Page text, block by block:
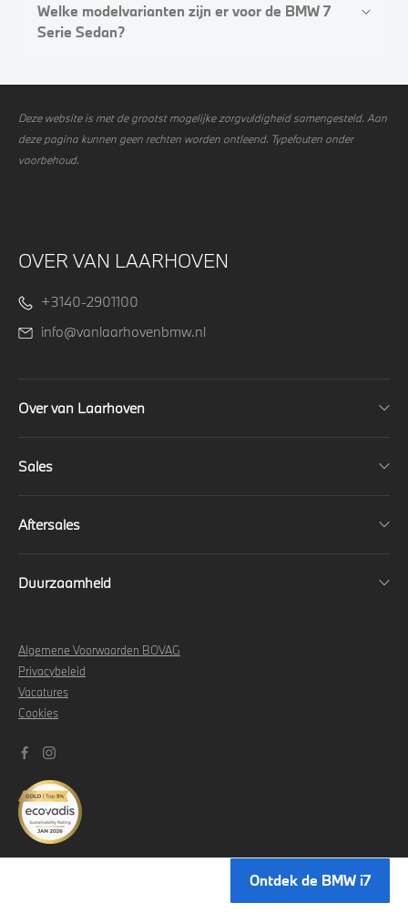
Ontdek de BMW i7
Welke modelvarianten zijn er voor de BMW 7
Serie Sedan?
Deze website is met de grootst mogelijke zorgvuldigheid samengesteld. Aan
deze pagina kunnen geen rechten worden ontleend. Typefouten onder
voorbehoud.
OVER VAN LAARHOVEN
+3140-2901100
info@vanlaarhovenbmw.nl
Over van Laarhoven
Sales
Aftersales
Duurzaamheid
Algemene Voorwaarden BOVAG
Privacybeleid
Vacatures
Cookies